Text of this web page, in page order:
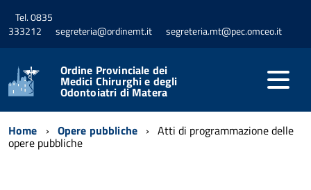
Tel. 0835
333212
segreteria@ordinemt.it segreteria.mt@pec.omceo.it
Ordine Provinciale dei
Medici Chirurghi e degli
Odontoiatri di Matera
Home Opere pubbliche Atti di programmazione delle
opere pubbliche